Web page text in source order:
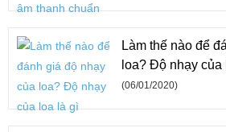
Làm thế nào để
loa? Độ nhạy của
(06/01/2020)